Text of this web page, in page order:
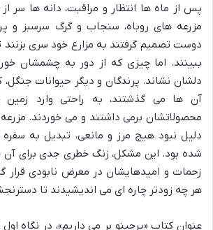
پس از ماه ها انتظار و مراقبت، دانه ها سر
مزرعه های روباه، سنجاب و گرگ سرسبز و
دوست تصمیم گرفتند به مزارع خود سری بزنند
ببینند. اما چیزی که از دور به چشمشان
دلشان نشاند. پرندگان و دیگر حیوانات جنگل،
آن ها می گذشتند، به راحتی وارد
محصولاتشان برمی داشتند و می خوردند.
دلیل نبود هیچ مرز و مانعی، تبدیل به
شده بود. این مشکل، زنگ خطری جدی برای آن
زحمات و امیدهایشان در معرض نابودی قرار
هر چه زودتر چاره ای می اندیشیدند تا
عنوان کتاب «پرچینو بر می داریم»، در نگاه